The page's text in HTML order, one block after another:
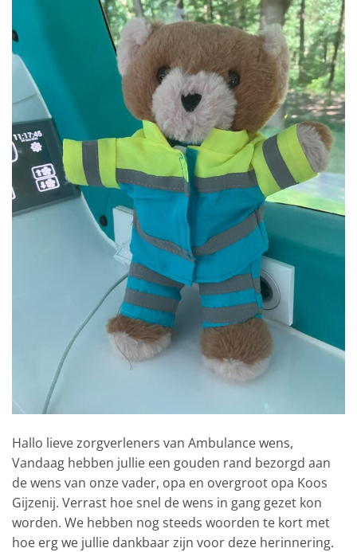
Hallo lieve zorgverleners van Ambulance wens,
Vandaag hebben jullie een gouden rand bezorgd aan
de wens van onze vader, opa en overgroot opa Koos
Gijzenij. Verrast hoe snel de wens in gang gezet kon
worden. We hebben nog steeds woorden te kort met
hoe erg we jullie dankbaar zijn voor deze herinnering.